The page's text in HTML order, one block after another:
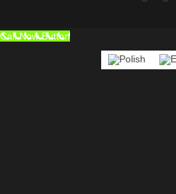
Call Now Button